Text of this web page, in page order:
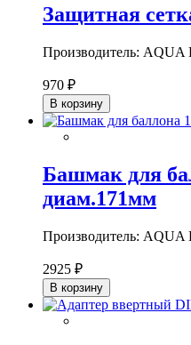
Защитная
Производитель: AQUA
970 ₽
В корзину
Башмак для
диам.171мм
Производитель: AQUA
2925 ₽
В корзину